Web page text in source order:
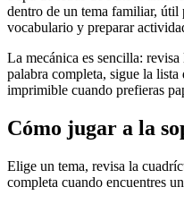
dentro de un tema familiar, útil
vocabulario y preparar
La mecánica es sencilla:
palabra completa, sigue la lista
imprimible cuando prefieras
Cómo jugar a la
Elige un tema, revisa la
completa cuando encuentres